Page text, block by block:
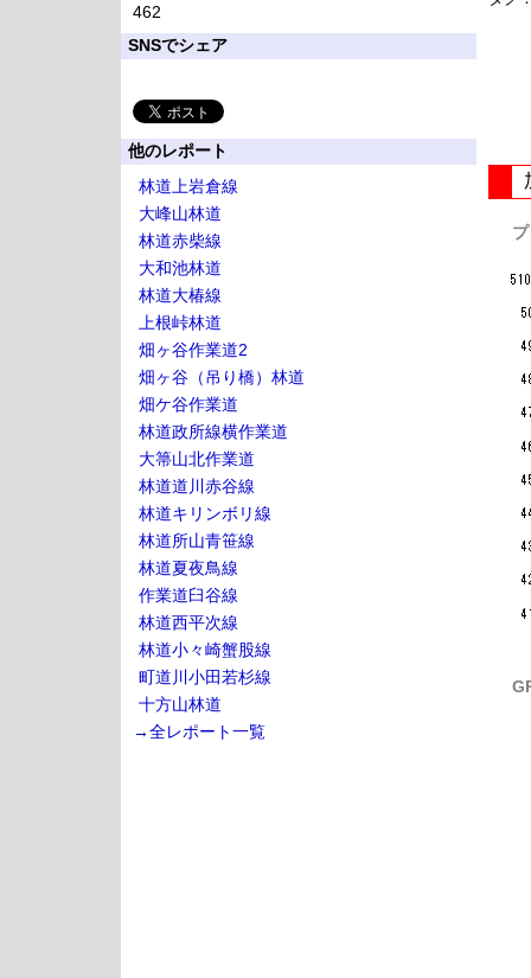
462
SNSでシェア
他のレポート
林道上岩倉線
大峰山林道
林道赤柴線
大和池林道
林道大椿線
上根峠林道
畑ヶ谷作業道2
畑ヶ谷（吊り橋）林道
畑ケ谷作業道
林道政所線横作業道
大箒山北作業道
林道道川赤谷線
林道キリンボリ線
林道所山青笹線
林道夏夜鳥線
作業道臼谷線
林道西平次線
林道小々崎蟹股線
町道川小田若杉線
十方山林道
→全レポート一覧